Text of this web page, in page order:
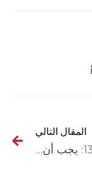
المقال التالي
المراسلة 13: يجب أن تكون اللقاحات ملكاً مشتركاً للبشرية جمعاء